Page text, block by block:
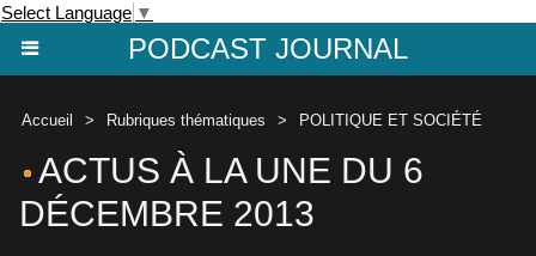
Select Language ▼
PODCAST JOURNAL
Accueil > Rubriques thématiques > POLITIQUE ET SOCIÉTÉ
ACTUS À LA UNE DU 6
DÉCEMBRE 2013